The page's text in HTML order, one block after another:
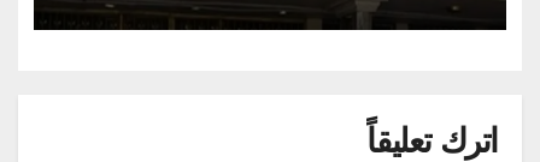
اترك تعليقاً